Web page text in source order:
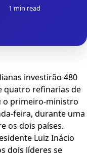
1 min read
investirão 480
quatro refinarias de
o primeiro-ministro
feira, durante uma
os dois países.
Luiz Inácio
dois líderes se